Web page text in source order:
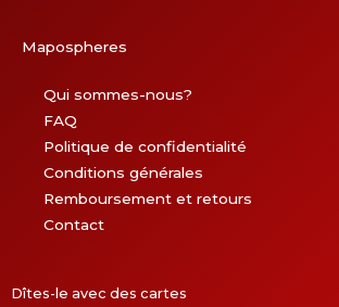
Mapospheres
Qui sommes-nous?
FAQ
Politique de confidentialité
Conditions générales
Remboursement et retours
Contact
Dîtes-le avec des cartes